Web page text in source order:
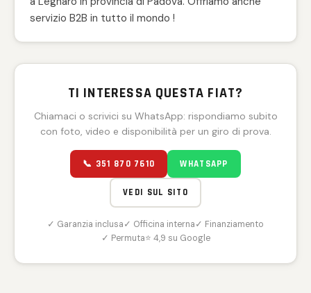
servizio B2B in tutto il mondo !
TI INTERESSA QUESTA FIAT?
Chiamaci o scrivici su WhatsApp: rispondiamo subito
con foto, video e disponibilità per un giro di prova.
📞 351 870 7610 WHATSAPP
VEDI SUL SITO
✓ Garanzia inclusa✓ Officina interna✓ Finanziamento
✓ Permuta⭐ 4,9 su Google